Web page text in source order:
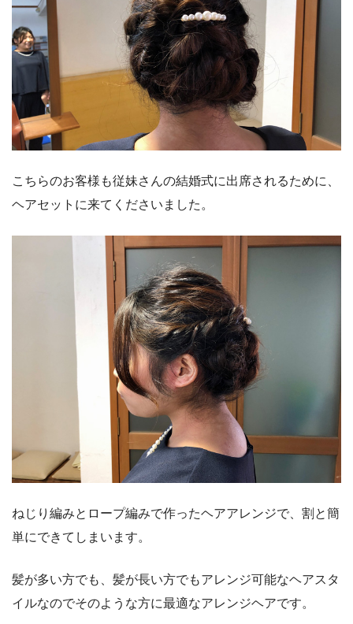
こちらのお客様も従妹さんの結婚式に出席されるために、
ヘアセットに来てくださいました。
ねじり編みとロープ編みで作ったヘアアレンジで、割と簡
単にできてしまいます。
髪が多い方でも、髪が長い方でもアレンジ可能なヘアスタ
イルなのでそのような方に最適なアレンジヘアです。